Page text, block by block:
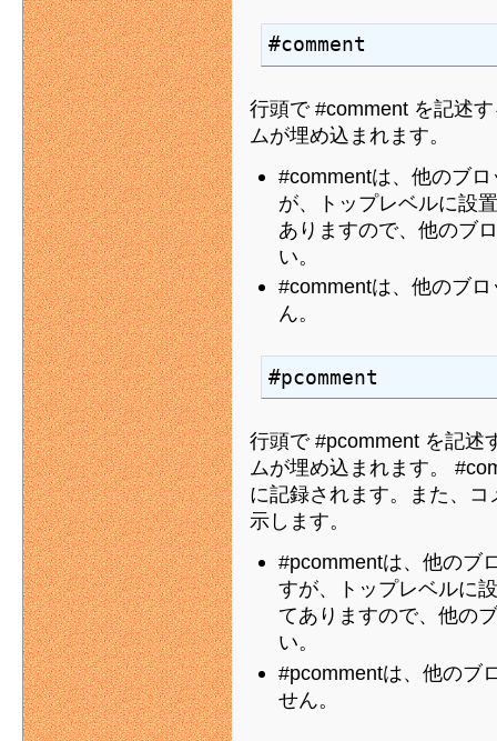
#comment
行頭で #comment を記述
ムが埋め込まれます。
#commentは、他のブ
が、トップレベルに設
ありますので、他のブ
い。
#commentは、他のブ
ん。
#pcomment
行頭で #pcomment を記述
ムが埋め込まれます。
に記録されます。また、
示します。
#pcommentは、他のブ
すが、トップレベルに
てありますので、他の
い。
#pcommentは、他のブ
せん。